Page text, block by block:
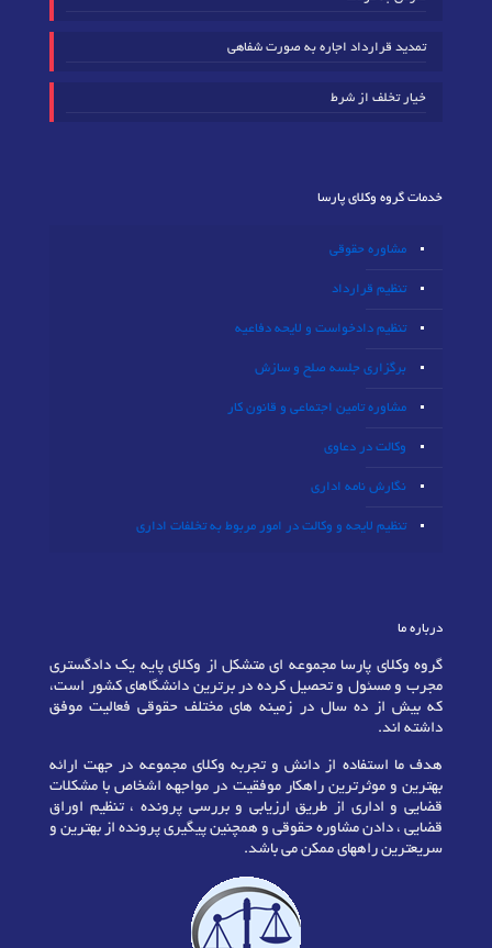
تمدید قرارداد اجاره به صورت شفاهی
خیار تخلف از شرط
خدمات گروه وکلای پارسا
مشاوره حقوقی
تنظیم قرارداد
تنظیم دادخواست و لایحه دفاعیه
برگزاری جلسه صلح و سازش
مشاوره تامین اجتماعی و قانون کار
وکالت در دعاوی
نگارش نامه اداری
تنظیم لایحه و وکالت در امور مربوط به تخلفات اداری
درباره ما
گروه وکلای پارسا مجموعه ای متشکل از وکلای پایه یک دادگستری
مجرب و مسئول و تحصیل کرده در برترین دانشگاهای کشور است،
که بیش از ده سال در زمینه های مختلف حقوقی فعالیت موفق
داشته اند.
هدف ما استفاده از دانش و تجربه وکلای مجموعه در جهت ارائه
بهترین و موثرترین راهکار موفقیت در مواجهه اشخاص با مشکلات
قضایی و اداری از طریق ارزیابی و بررسی پرونده ، تنظیم اوراق
قضایی ، دادن مشاوره حقوقی و همچنین پیگیری پرونده از بهترین و
سریعترین راههای ممکن می باشد.